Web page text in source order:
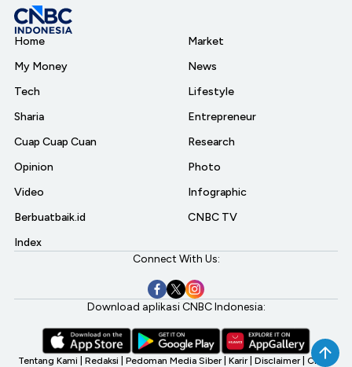
Home
My Money
Tech
Sharia
Cuap Cuap Cuan
Opinion
Video
Berbuatbaik.id
Index
Market
News
Lifestyle
Entrepreneur
Research
Photo
Infographic
CNBC TV
Connect With Us:
Download aplikasi CNBC Indonesia:
Tentang Kami Redaksi Pedoman Media Siber Karir Disclaimer CNBC